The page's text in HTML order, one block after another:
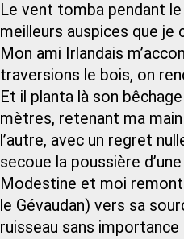
Le vent tomba pendant
meilleurs auspices que
Mon ami Irlandais
traversions le bois, on
Et il planta là son
mètres, retenant ma
l’autre, avec un regret
secoue la poussière
Modestine et moi
le Gévaudan) vers sa
ruisseau sans